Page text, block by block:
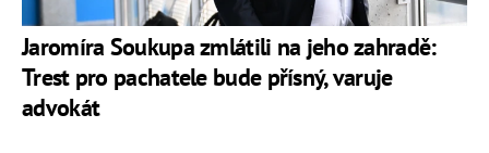
Jaromíra Soukupa zmlátili na jeho zahradě:
Trest pro pachatele bude přísný, varuje
advokát